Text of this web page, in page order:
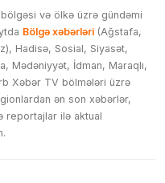
və ölkə üzrə gündəmi
Bölgə xəbərləri (Ağstafa,
Hadisə, Sosial, Siyasət,
Mədəniyyət, İdman, Maraqlı,
Xəbər TV bölmələri üzrə
ən son xəbərlər,
reportajlar ilə aktual